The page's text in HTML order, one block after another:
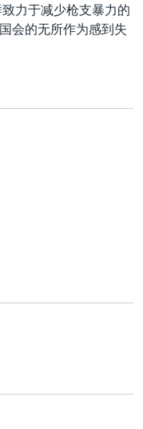
力于减少枪支暴力的
会的无所作为感到失